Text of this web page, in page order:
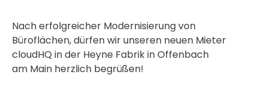
Nach erfolgreicher Modernisierung von
Büroflächen, dürfen wir unseren neuen Mieter
cloudHQ in der Heyne Fabrik in Offenbach
am Main herzlich begrüßen!